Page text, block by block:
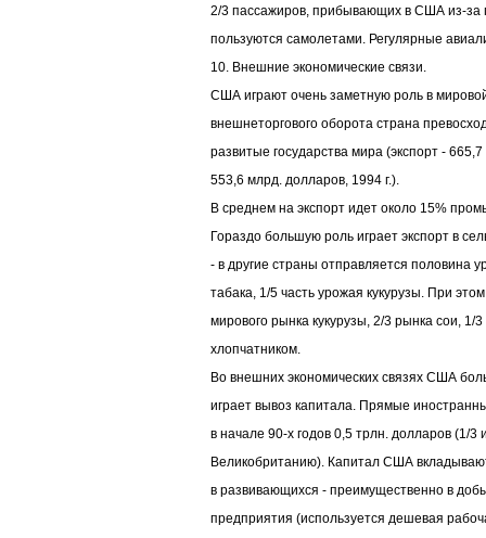
2/3 пассажиров, прибывающих в США из-за
пользуются самолетами. Регулярные
10. Внешние экономические связи.
США играют очень заметную роль в
внешнеторгового оборота страна
развитые государства мира (экспорт -
553,6 млрд. долларов, 1994 г.).
В среднем на экспорт идет около 15%
Гораздо большую роль играет экспорт в
- в другие страны отправляется половина
табака, 1/5 часть урожая кукурузы. При
мирового рынка кукурузы, 2/3 рынка сои,
хлопчатником.
Во внешних экономических связях США
играет вывоз капитала. Прямые
в начале 90-х годов 0,5 трлн. долларов (1/3
Великобританию). Капитал США
в развивающихся - преимущественно в
предприятия (используется дешевая